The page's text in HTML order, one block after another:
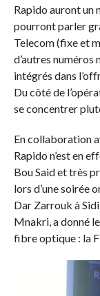
Rapido auront un
pourront parler
Telecom (fixe et
d’autres
intégrés dans
Du côté de
se concentrer
En collaboration
Rapido n’est en
Bou Said et très
lors d’une soirée
Dar Zarrouk à
Mnakri, a donné
fibre optique : la